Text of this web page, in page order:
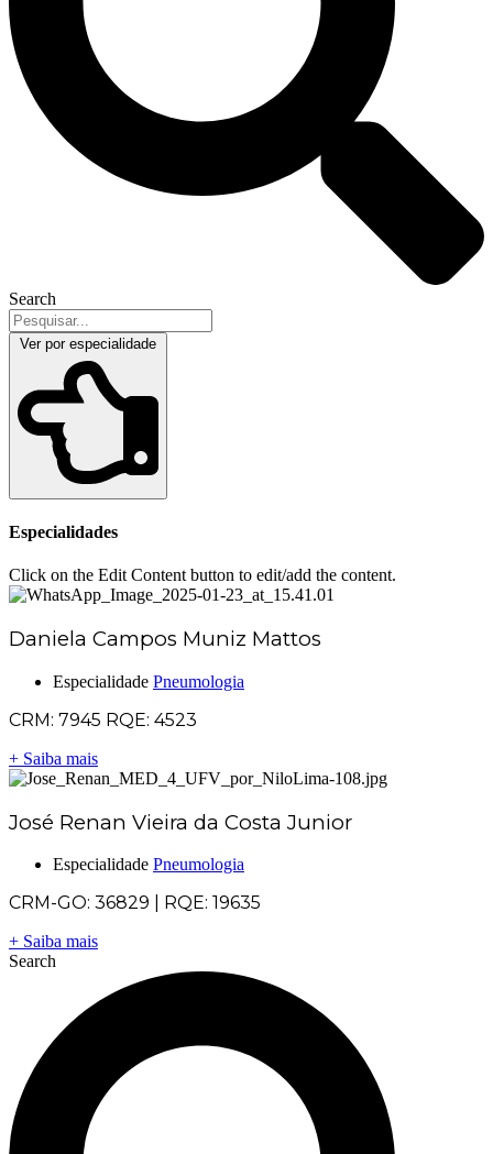
Search
Ver por especialidade
Especialidades
Click on the Edit Content button to edit/add the content.
Daniela Campos Muniz Mattos
Especialidade Pneumologia
CRM: 7945 RQE: 4523
+ Saiba mais
José Renan Vieira da Costa Junior
Especialidade Pneumologia
CRM-GO: 36829 | RQE: 19635
+ Saiba mais
Search